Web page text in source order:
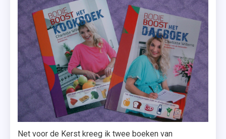
Net voor de Kerst kreeg ik twee boeken van